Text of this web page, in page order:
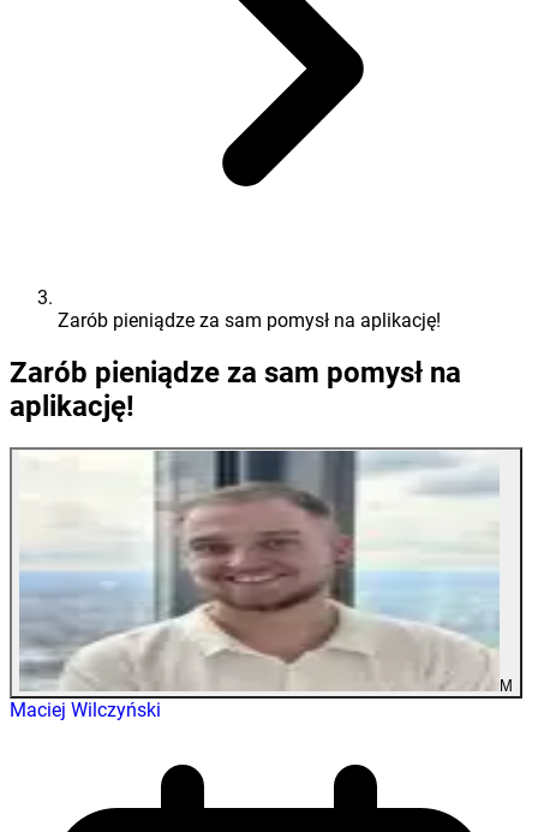
Zarób pieniądze za sam pomysł na aplikację!
Zarób pieniądze za sam pomysł na
aplikację!
M
Maciej Wilczyński